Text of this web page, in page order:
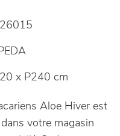
26015
x P240 cm
Aloe Hiver est
votre magasin